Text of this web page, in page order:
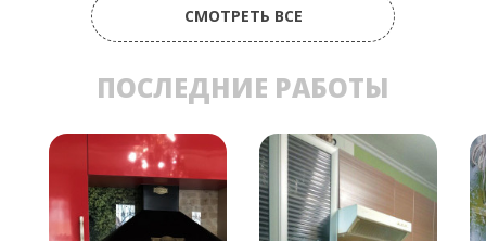
СМОТРЕТЬ ВСЕ
ПОСЛЕДНИЕ РАБОТЫ